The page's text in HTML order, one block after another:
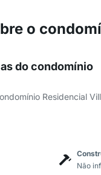
o
do condomínio
Residencial
Não